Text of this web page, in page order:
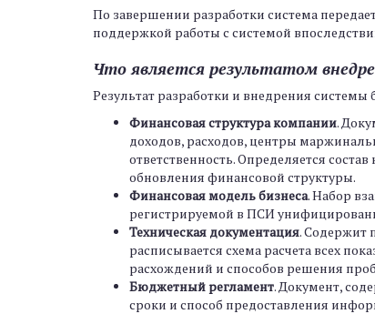
По завершении разработки система
поддержкой работы с системой
Что является результатом
Результат разработки и внедрения
Финансовая структура компании.
доходов, расходов, центры
ответственность. Определяется
обновления финансовой структуры.
Финансовая модель бизнеса. Набор
регистрируемой в ПСИ
Техническая документация. Содержит
расписывается схема расчета всех
расхождений и способов решения
Бюджетный регламент. Документ,
сроки и способ предоставления